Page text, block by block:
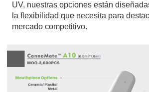
UV, nuestras opciones están
la flexibilidad que necesita para
mercado competitivo.